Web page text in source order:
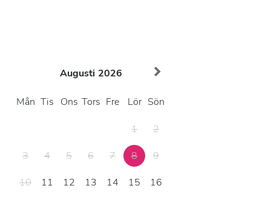
Augusti 2026
Mån Tis Ons Tors Fre Lör Sön
1
2
3
4 5 6 7 8
9
10
11 12 13 14 15
16